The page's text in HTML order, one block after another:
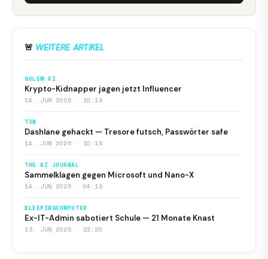
🚨 WEITERE ARTIKEL
GOLEM KI
Krypto-Kidnapper jagen jetzt Influencer
14. JUN 2026 · 10:19
T3N
Dashlane gehackt — Tresore futsch, Passwörter safe
14. JUN 2026 · 10:19
THE AI JOURNAL
Sammelklagen gegen Microsoft und Nano-X
14. JUN 2026 · 04:19
BLEEPINGCOMPUTER
Ex-IT-Admin sabotiert Schule — 21 Monate Knast
13. JUN 2026 · 22:20